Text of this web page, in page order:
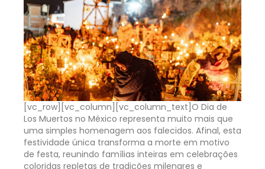
[vc_row][vc_column][vc_column_text]O Dia de
Los Muertos no México representa muito mais que
uma simples homenagem aos falecidos. Afinal, esta
festividade única transforma a morte em motivo
de festa, reunindo famílias inteiras em celebrações
coloridas repletas de tradições milenares e